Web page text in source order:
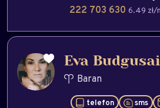
222 703 630 6.49 zł/
Eva
Baran
telefon sms